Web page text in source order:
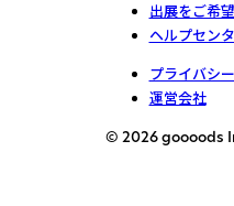
出展をご希
ヘルプセン
プライバシ
運営会社
© 2026 goooods